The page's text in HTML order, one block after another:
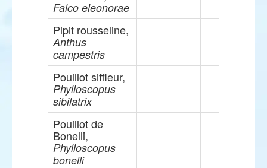
Falco eleonorae
Pipit rousseline,
Anthus
campestris
Pouillot siffleur,
Phylloscopus
sibilatrix
Pouillot de
Bonelli,
Phylloscopus
bonelli